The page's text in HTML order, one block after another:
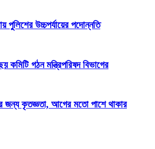
পুলিশের উচ্চপর্যায়ের পদোন্নতি
কমিটি গঠন মন্ত্রিপরিষদ বিভাগের
জন্য কৃতজ্ঞতা, আগের মতো পাশে থাকার